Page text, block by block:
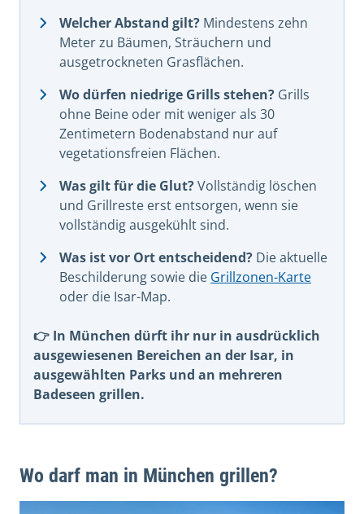
Welcher Abstand gilt? Mindestens zehn
Meter zu Bäumen, Sträuchern und
ausgetrockneten Grasflächen.
Wo dürfen niedrige Grills stehen? Grills
ohne Beine oder mit weniger als 30
Zentimetern Bodenabstand nur auf
vegetationsfreien Flächen.
Was gilt für die Glut?Vollständig löschen
und Grillreste erst entsorgen, wenn sie
vollständig ausgekühlt sind.
Was ist vor Ort entscheidend? Die aktuelle
Beschilderung sowie die Grillzonen-Karte
oder die Isar-Map.
👉 In München dürft ihr nur in ausdrücklich
ausgewiesenen Bereichen an der Isar, in
ausgewählten Parks und an mehreren
Badeseen grillen.
Wo darf man in München grillen?